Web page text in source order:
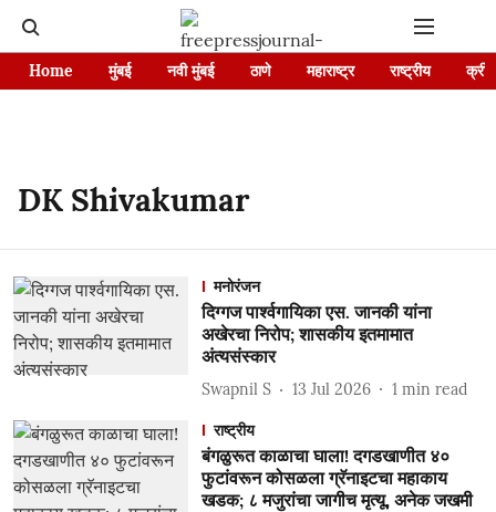
Home मुंबई नवी मुंबई ठाणे महाराष्ट्र राष्ट्रीय
DK Shivakumar
मनोरंजन
दिग्गज पार्श्वगायिका एस. जानकी यांना
अखेरचा निरोप; शासकीय इतमामात
अंत्यसंस्कार
Swapnil S 13 Jul 2026 1 min read
राष्ट्रीय
बंगळुरूत काळाचा घाला! दगडखाणीत ४०
फुटांवरून कोसळला ग्रॅनाइटचा महाकाय
खडक; ८ मजुरांचा जागीच मृत्यू, अनेक जखमी